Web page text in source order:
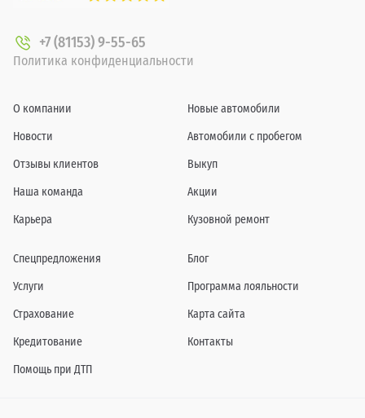
+7 (81153) 9-55-65
Политика конфиденциальности
О компании
Новости
Отзывы клиентов
Наша команда
Карьера
Новые автомобили
Автомобили с пробегом
Выкуп
Акции
Кузовной ремонт
Спецпредложения
Услуги
Страхование
Кредитование
Помощь при ДТП
Блог
Программа лояльности
Карта сайта
Контакты